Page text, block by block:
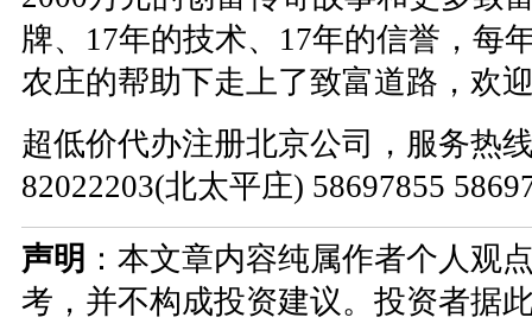
牌、17年的技术、17年的信誉，每
农庄的帮助下走上了致富道路，欢
超低价代办注册北京公司，服务热
82022203(北太平庄) 58697855
声明 ：本文章内容纯属作者个人观
考，并不构成投资建议。投资者据